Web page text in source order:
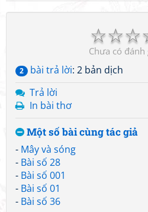
☆
☆
☆
Chưa có đánh
2 bài trả lời: 2 bản dịch
Trả lời
In bài thơ
Một số bài cùng tác giả
- Mây và sóng
- Bài số 28
- Bài số 001
- Bài số 01
- Bài số 36